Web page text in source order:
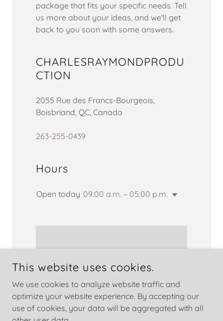
package that fits your specific needs. Tell
us more about your ideas, and we'll get
back to you soon with some answers.
CHARLESRAYMONDPRODU
CTION
2055 Rue des Francs-Bourgeois,
Boisbriand, QC, Canada
263-255-0439
Hours
Open today 09:00 a.m. – 05:00 p.m.
COPYRIGHT © 2026 CHARLESRAYMONDPRODUCTION.COM -
ALL RIGHTS RESERVED.
This website uses cookies.
We use cookies to analyze website traffic and
optimize your website experience. By accepting our
use of cookies, your data will be aggregated with all